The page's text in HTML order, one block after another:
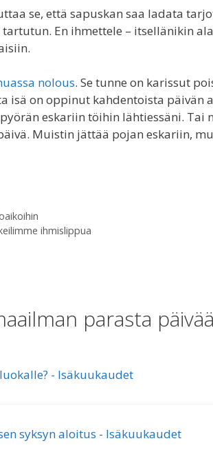
se, että sapuskan saa ladata
En ihmettele – itsellänikin
nolous. Se tunne on karissut
isä on oppinut kahdentoista päivän
eskariin töihin lähtiessäni. Tai
Muistin jättää pojan eskariin,
ihmislippua
parasta
- Isäkuukaudet
syksyn aloitus - Isäkuukaudet